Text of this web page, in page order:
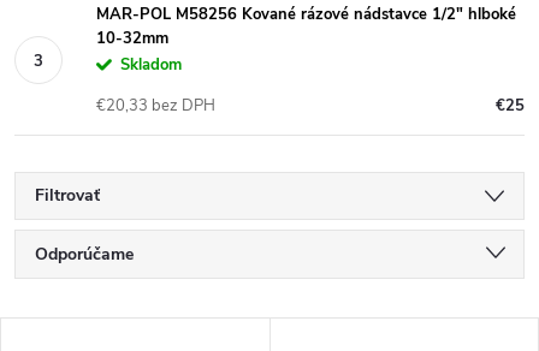
MAR-POL M58256 Kované rázové nádstavce 1/2" hlboké
10-32mm
Skladom
€25
€20,33 bez DPH
Filtrovať
R
a
Odporúčame